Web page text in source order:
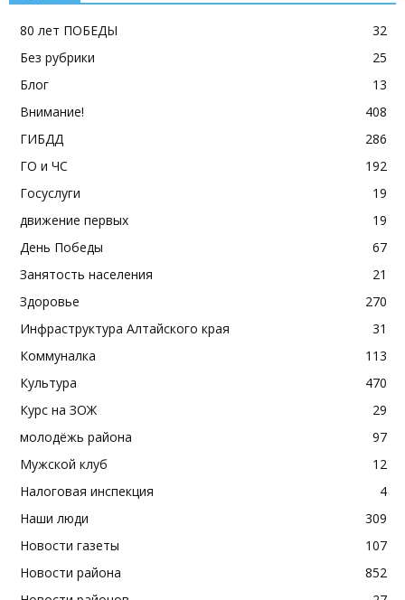
80 лет ПОБЕДЫ
32
Без рубрики
25
Блог
13
Внимание!
408
ГИБДД
286
ГО и ЧС
192
Госуслуги
19
движение первых
19
День Победы
67
Занятость населения
21
Здоровье
270
Инфраструктура Алтайского края
31
Коммуналка
113
Культура
470
Курс на ЗОЖ
29
молодёжь района
97
Мужской клуб
12
Налоговая инспекция
4
Наши люди
309
Новости газеты
107
Новости района
852